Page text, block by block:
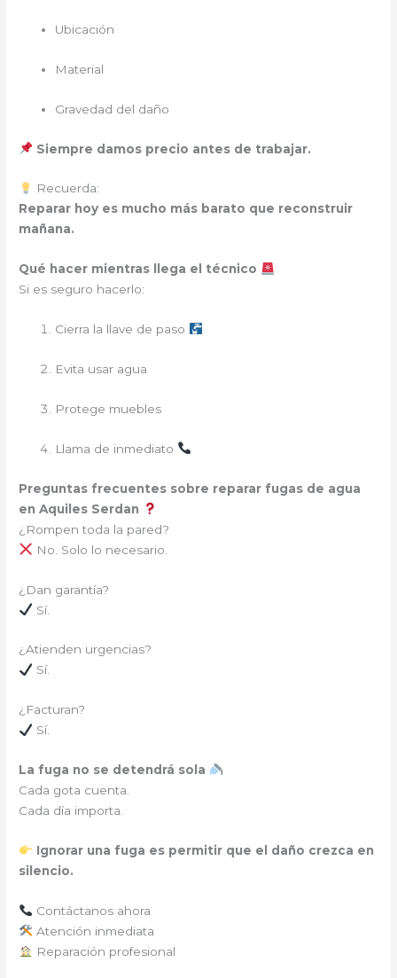
Ubicación
Material
Gravedad del daño
Siempre damos precio antes de trabajar.
Recuerda:
Reparar hoy es mucho más barato que reconstruir
mañana.
Qué hacer mientras llega el técnico
Si es seguro hacerlo:
Cierra la llave de paso
Evita usar agua
Protege muebles
Llama de inmediato
Preguntas frecuentes sobre reparar fugas de agua
en Aquiles Serdan
¿Rompen toda la pared?
No. Solo lo necesario.
¿Dan garantía?
Sí.
¿Atienden urgencias?
Sí.
¿Facturan?
Sí.
La fuga no se detendrá sola
Cada gota cuenta.
Cada día importa.
Ignorar una fuga es permitir que el daño crezca en
silencio.
Contáctanos ahora
Atención inmediata
Reparación profesional